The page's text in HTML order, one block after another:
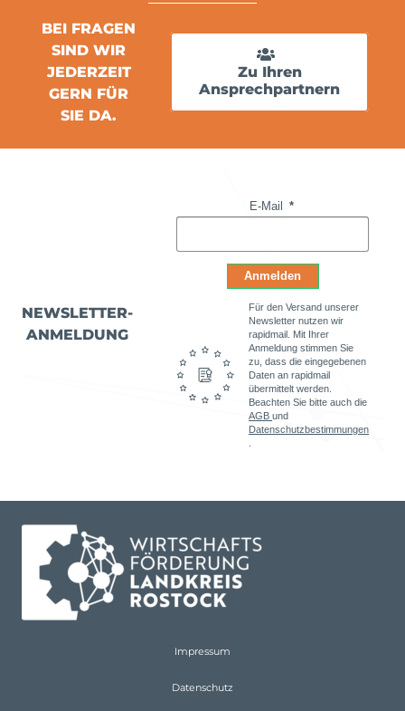
BEI FRAGEN
SIND WIR
JEDERZEIT
GERN FÜR
SIE DA.
Zu Ihren
Ansprechpartnern
NEWSLETTER-
ANMELDUNG
E-Mail
Anmelden
Für den Versand unserer
Newsletter nutzen wir
rapidmail. Mit Ihrer
Anmeldung stimmen Sie
zu, dass die eingegebenen
Daten an rapidmail
übermittelt werden.
Beachten Sie bitte auch die
AGB und
Datenschutzbestimmungen
Impressum
Datenschutz